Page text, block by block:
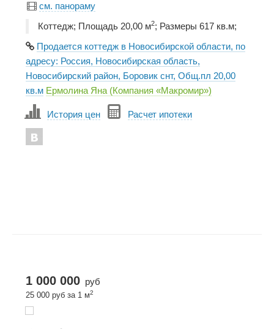
см. панораму
Коттедж; Площадь 20,00 м2; Размеры 617 кв.м;
Продается коттедж в Новосибирской области, по
адресу: Россия, Новосибирская область,
Новосибирский район, Боровик снт, Общ.пл 20,00
кв.м Ермолина Яна (Компания «Макромир»)
История цен Расчет ипотеки
1 000 000 руб
25 000 руб за 1 м2